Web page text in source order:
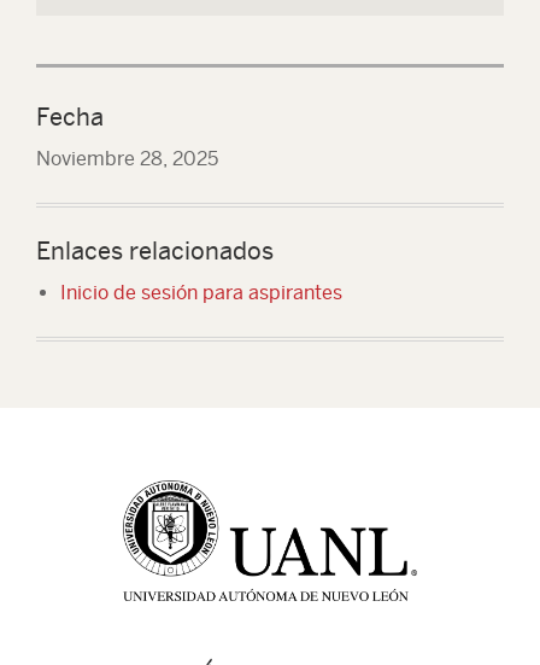
Fecha
Noviembre 28, 2025
Enlaces relacionados
Inicio de sesión para aspirantes